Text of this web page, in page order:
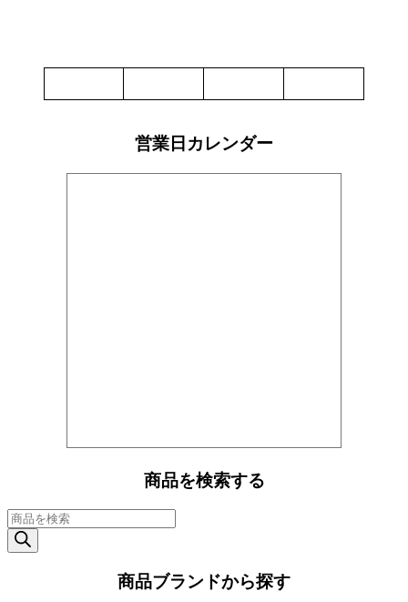
ゴ
３
ッ
ケ
営業日カレンダー
商品を検索する
商
品
検
商品ブランドから探す